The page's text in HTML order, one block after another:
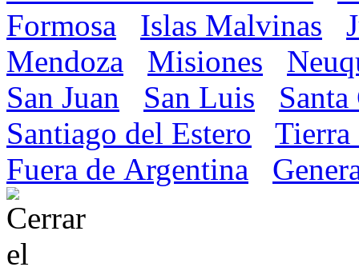
Formosa
Islas Malvinas
Mendoza
Misiones
San Juan
San Luis
Santiago del Estero
Tierra
Fuera de Argentina